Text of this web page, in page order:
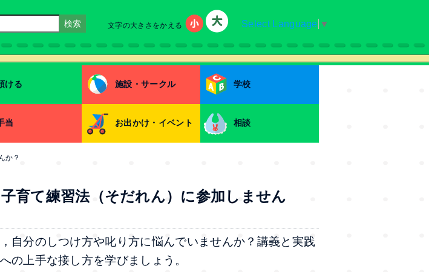
文字の大きさをかえる
Select Language ▼
ける 施設・サークル 学校
当 お出かけ・イベント 相談
か？
育て練習法（そだれん）に参加しません
自分のしつけ方や叱り方に悩んでいませんか？講義と実践
の上手な接し方を学びましょう。